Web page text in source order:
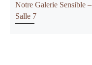
Notre Galerie Sensible –
Salle 7